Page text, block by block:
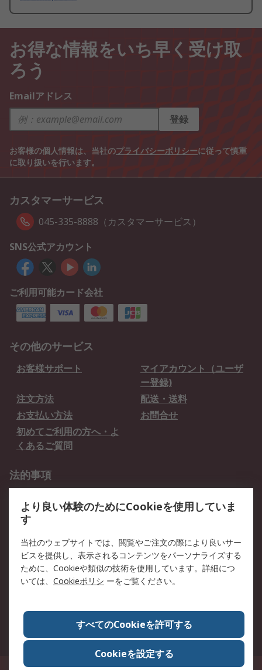
お得な情報をいち早く受け取
ろう
Emailアドレス
登録
お客様の個人情報は、当社のプライバシーポリシーに従って慎重
に取り扱いを行います。
カスタマーサービス
045-335-8888（カスタマーサービス）
SNS公式アカウント
ご利用可能カード会社
その他のサービス
お客様サポート
マイアカウント（ユーザ
ー登録)
注文方法
配送・送料
お支払い方法
お問合せ
初めてご利用の方へ・よ
くあるご質問
法的事項
クッキーポリシー
RSについて
会社概要
採用情報
プレスリリース＆お知ら
コーポレートサイト
全世界のRS
RSの歴史
ESGへの取り組み（英語）
認証について
〒240-0005 神奈川県横浜市保土ヶ谷区神戸町134番地 横浜ビジネスパーク ウ
より良い体験のためにCookieを使用していま
す
当社のウェブサイトでは、閲覧やご注文の際により良いサー
ビスを提供し、表示されるコンテンツをパーソナライズする
ために、Cookieや類似の技術を使用しています。詳細につ
いては、 Cookieポリシ ーをご覧ください。
すべてのCookieを許可する
Cookieを設定する